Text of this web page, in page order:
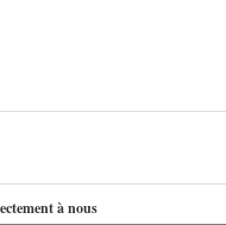
à nous